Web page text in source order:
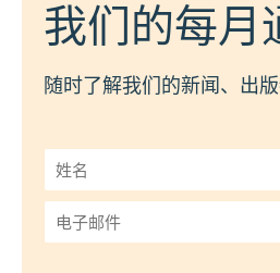
我们的每月
随时了解我们的新闻、出版
姓
名
*
子